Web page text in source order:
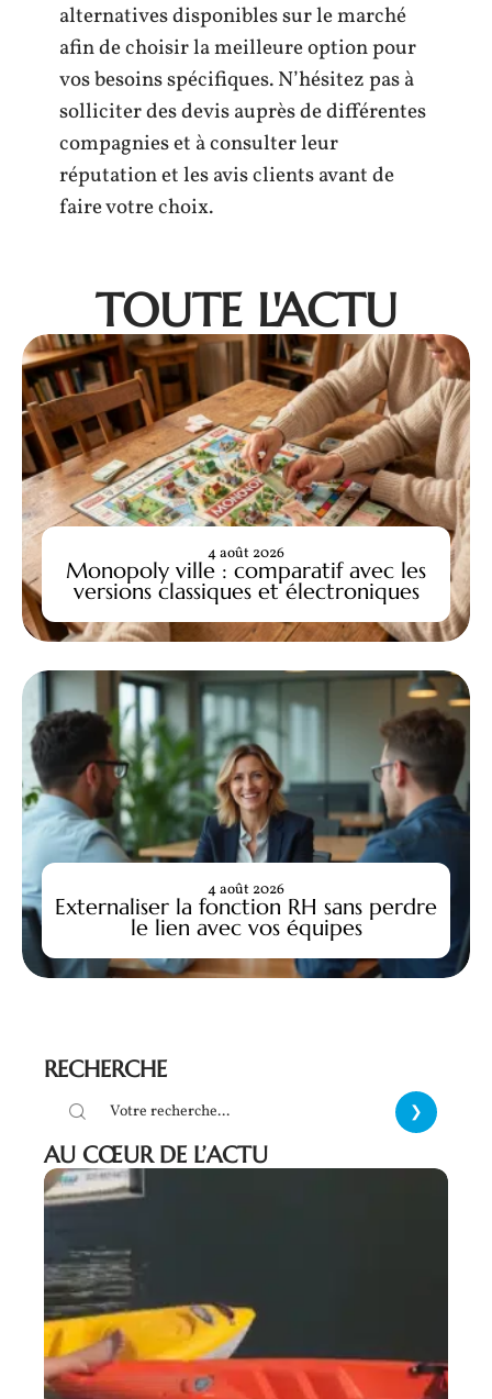
alternatives disponibles sur le marché
afin de choisir la meilleure option pour
vos besoins spécifiques. N’hésitez pas à
solliciter des devis auprès de différentes
compagnies et à consulter leur
réputation et les avis clients avant de
faire votre choix.
TOUTE L'ACTU
Monopoly ville : comparatif avec les
versions classiques et électroniques
4 août 2026
Externaliser la fonction RH sans perdre
le lien avec vos équipes
4 août 2026
RECHERCHE
AU CŒUR DE L’ACTU